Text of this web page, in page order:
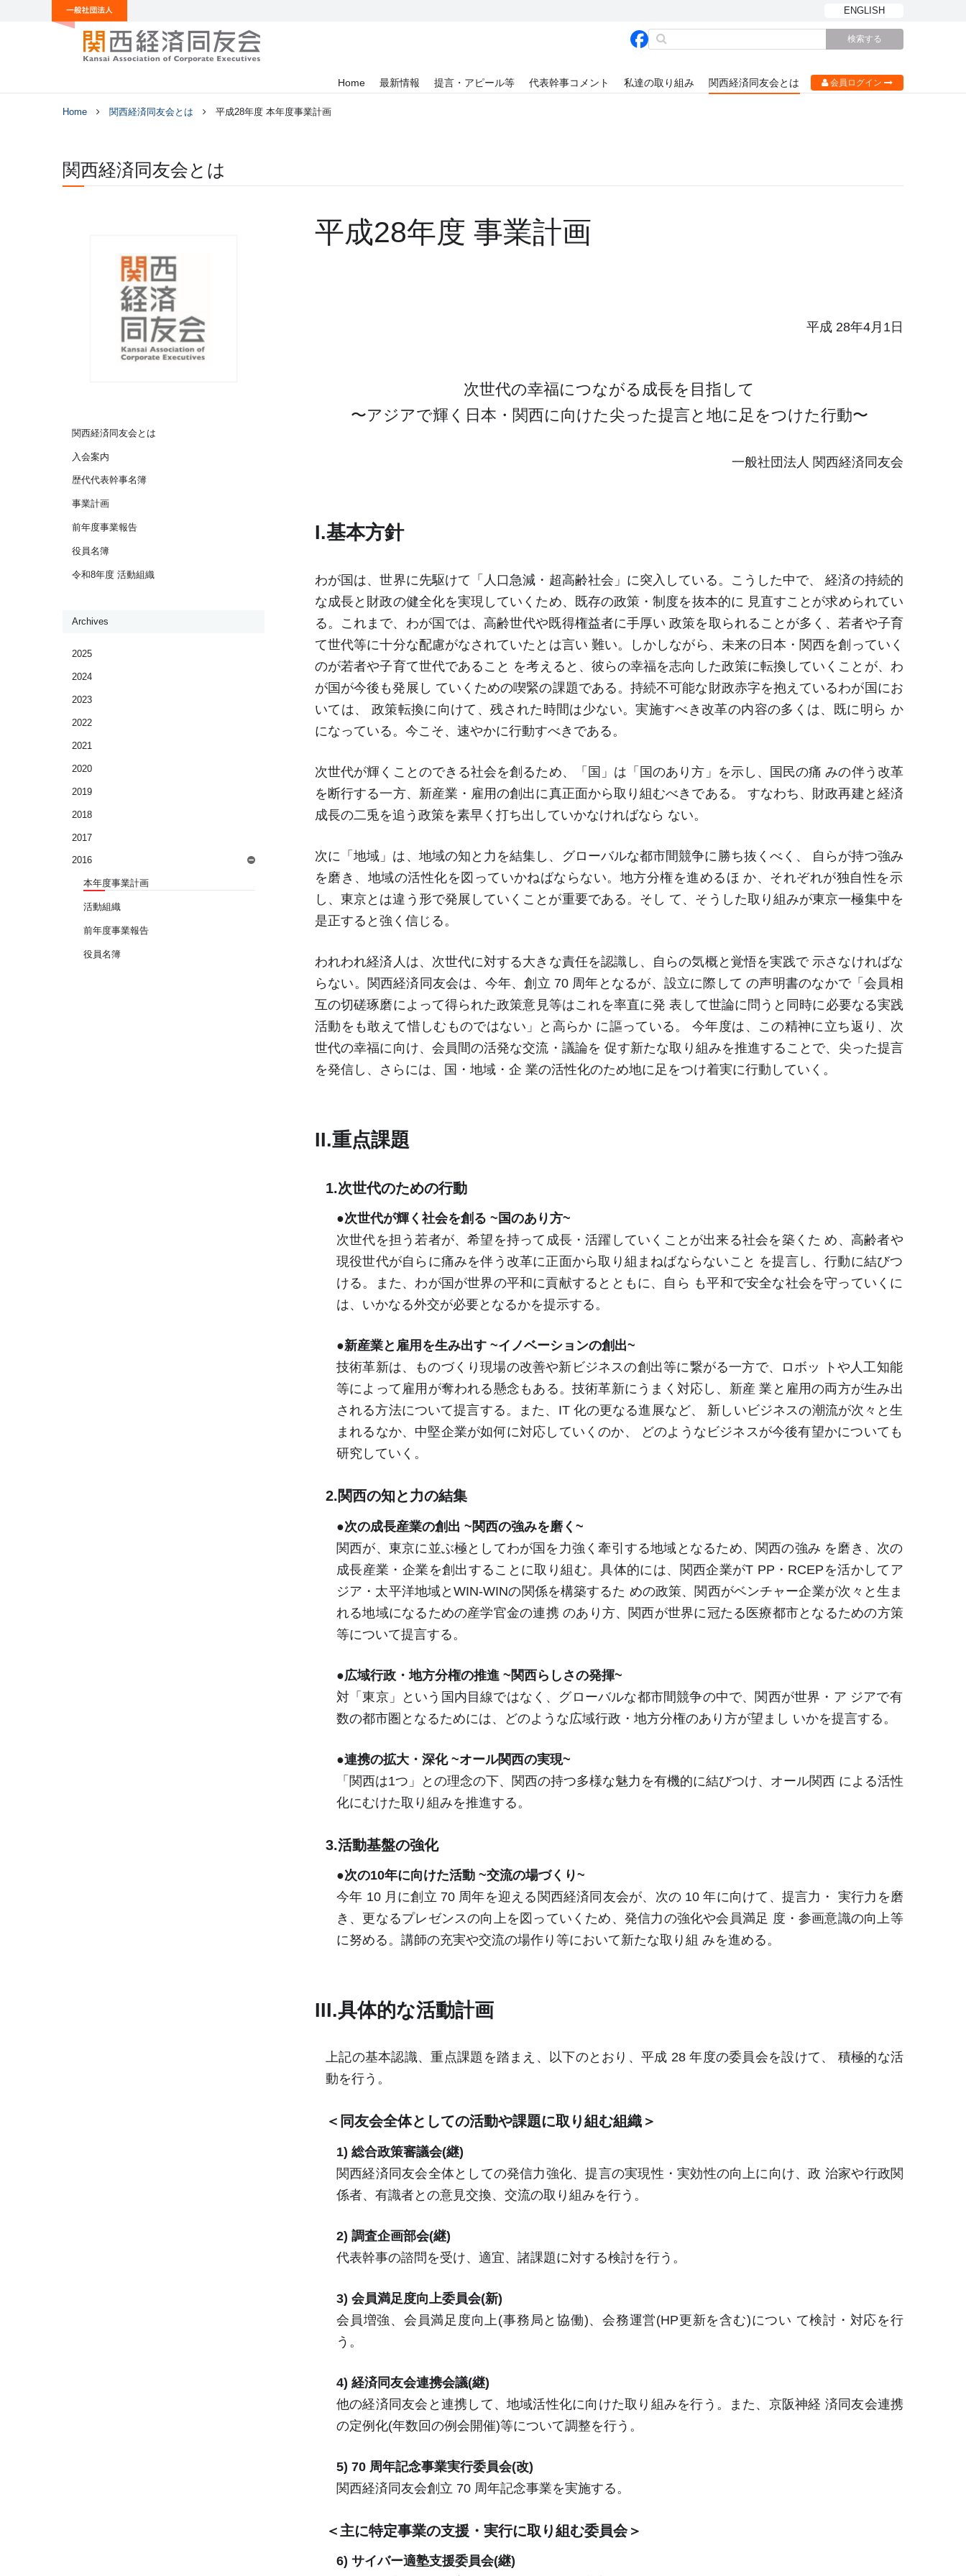
ENGLISH
会員ログイン
Home 最新情報 提言・アピール等 代表幹事コメント 私達の取り組み 関西経済同友会とは
Home 関西経済同友会とは 平成28年度 本年度事業計画
関西経済同友会とは
平成28年度 事業計画
平成 28年4月1日
次世代の幸福につながる成長を目指して
〜アジアで輝く日本・関西に向けた尖った提言と地に足をつけた行動〜
一般社団法人 関西経済同友会
I.基本方針
わが国は、世界に先駆けて「人口急減・超高齢社会」に突入している。こうした中で、 経済の持続的
な成長と財政の健全化を実現していくため、既存の政策・制度を抜本的に 見直すことが求められてい
る。これまで、わが国では、高齢世代や既得権益者に手厚い 政策を取られることが多く、若者や子育
て世代等に十分な配慮がなされていたとは言い 難い。しかしながら、未来の日本・関西を創っていく
のが若者や子育て世代であること を考えると、彼らの幸福を志向した政策に転換していくことが、わ
が国が今後も発展し ていくための喫緊の課題である。持続不可能な財政赤字を抱えているわが国にお
いては、 政策転換に向けて、残された時間は少ない。実施すべき改革の内容の多くは、既に明ら か
になっている。今こそ、速やかに行動すべきである。
次世代が輝くことのできる社会を創るため、「国」は「国のあり方」を示し、国民の痛 みの伴う改革
を断行する一方、新産業・雇用の創出に真正面から取り組むべきである。 すなわち、財政再建と経済
成長の二兎を追う政策を素早く打ち出していかなければなら ない。
次に「地域」は、地域の知と力を結集し、グローバルな都市間競争に勝ち抜くべく、 自らが持つ強み
を磨き、地域の活性化を図っていかねばならない。地方分権を進めるほ か、それぞれが独自性を示
し、東京とは違う形で発展していくことが重要である。そし て、そうした取り組みが東京一極集中を
是正すると強く信じる。
われわれ経済人は、次世代に対する大きな責任を認識し、自らの気概と覚悟を実践で 示さなければな
らない。関西経済同友会は、今年、創立 70 周年となるが、設立に際して の声明書のなかで「会員相
互の切磋琢磨によって得られた政策意見等はこれを率直に発 表して世論に問うと同時に必要なる実践
活動をも敢えて惜しむものではない」と高らか に謳っている。 今年度は、この精神に立ち返り、次
世代の幸福に向け、会員間の活発な交流・議論を 促す新たな取り組みを推進することで、尖った提言
を発信し、さらには、国・地域・企 業の活性化のため地に足をつけ着実に行動していく。
II.重点課題
1.次世代のための行動
●次世代が輝く社会を創る ~国のあり方~
次世代を担う若者が、希望を持って成長・活躍していくことが出来る社会を築くた め、高齢者や
現役世代が自らに痛みを伴う改革に正面から取り組まねばならないこと を提言し、行動に結びつ
ける。また、わが国が世界の平和に貢献するとともに、自ら も平和で安全な社会を守っていくに
は、いかなる外交が必要となるかを提示する。
●新産業と雇用を生み出す ~イノベーションの創出~
技術革新は、ものづくり現場の改善や新ビジネスの創出等に繋がる一方で、ロボッ トや人工知能
等によって雇用が奪われる懸念もある。技術革新にうまく対応し、新産 業と雇用の両方が生み出
される方法について提言する。また、IT 化の更なる進展など、 新しいビジネスの潮流が次々と生
まれるなか、中堅企業が如何に対応していくのか、 どのようなビジネスが今後有望かについても
研究していく。
2.関西の知と力の結集
●次の成長産業の創出 ~関西の強みを磨く~
関西が、東京に並ぶ極としてわが国を力強く牽引する地域となるため、関西の強み を磨き、次の
成長産業・企業を創出することに取り組む。具体的には、関西企業がT PP・RCEPを活かしてア
ジア・太平洋地域とWIN-WINの関係を構築するた めの政策、関西がベンチャー企業が次々と生ま
れる地域になるための産学官金の連携 のあり方、関西が世界に冠たる医療都市となるための方策
等について提言する。
●広域行政・地方分権の推進 ~関西らしさの発揮~
対「東京」という国内目線ではなく、グローバルな都市間競争の中で、関西が世界・ア ジアで有
数の都市圏となるためには、どのような広域行政・地方分権のあり方が望まし いかを提言する。
●連携の拡大・深化 ~オール関西の実現~
「関西は1つ」との理念の下、関西の持つ多様な魅力を有機的に結びつけ、オール関西 による活性
化にむけた取り組みを推進する。
3.活動基盤の強化
●次の10年に向けた活動 ~交流の場づくり~
今年 10 月に創立 70 周年を迎える関西経済同友会が、次の 10 年に向けて、提言力・ 実行力を磨
き、更なるプレゼンスの向上を図っていくため、発信力の強化や会員満足 度・参画意識の向上等
に努める。講師の充実や交流の場作り等において新たな取り組 みを進める。
III.具体的な活動計画
上記の基本認識、重点課題を踏まえ、以下のとおり、平成 28 年度の委員会を設けて、 積極的な活
動を行う。
＜同友会全体としての活動や課題に取り組む組織＞
1) 総合政策審議会(継)
関西経済同友会全体としての発信力強化、提言の実現性・実効性の向上に向け、政 治家や行政関
係者、有識者との意見交換、交流の取り組みを行う。
2) 調査企画部会(継)
代表幹事の諮問を受け、適宜、諸課題に対する検討を行う。
3) 会員満足度向上委員会(新)
会員増強、会員満足度向上(事務局と協働)、会務運営(HP更新を含む)につい て検討・対応を行
う。
4) 経済同友会連携会議(継)
他の経済同友会と連携して、地域活性化に向けた取り組みを行う。また、京阪神経 済同友会連携
の定例化(年数回の例会開催)等について調整を行う。
5) 70 周年記念事業実行委員会(改)
関西経済同友会創立 70 周年記念事業を実施する。
＜主に特定事業の支援・実行に取り組む委員会＞
6) サイバー適塾支援委員会(継)
関西経済同友会とは
入会案内
歴代代表幹事名簿
事業計画
前年度事業報告
役員名簿
令和8年度 活動組織
Archives
2025
2024
2023
2022
2021
2020
2019
2018
2017
2016
本年度事業計画
活動組織
前年度事業報告
役員名簿